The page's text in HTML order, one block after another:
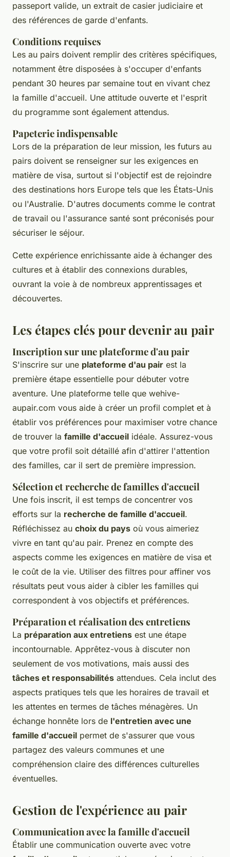
passeport valide, un extrait de casier judiciaire et
des références de garde d'enfants.
Conditions requises
Les au pairs doivent remplir des critères spécifiques,
notamment être disposées à s'occuper d'enfants
pendant 30 heures par semaine tout en vivant chez
la famille d'accueil. Une attitude ouverte et l'esprit
du programme sont également attendus.
Papeterie indispensable
Lors de la préparation de leur mission, les futurs au
pairs doivent se renseigner sur les exigences en
matière de visa, surtout si l'objectif est de rejoindre
des destinations hors Europe tels que les États-Unis
ou l'Australie. D'autres documents comme le contrat
de travail ou l'assurance santé sont préconisés pour
sécuriser le séjour.
Cette expérience enrichissante aide à échanger des
cultures et à établir des connexions durables,
ouvrant la voie à de nombreux apprentissages et
découvertes.
Les étapes clés pour devenir au pair
Inscription sur une plateforme d'au pair
S'inscrire sur une plateforme d'au pair est la
première étape essentielle pour débuter votre
aventure. Une plateforme telle que wehive-
aupair.com vous aide à créer un profil complet et à
établir vos préférences pour maximiser votre chance
de trouver la famille d'accueil idéale. Assurez-vous
que votre profil soit détaillé afin d'attirer l'attention
des familles, car il sert de première impression.
Sélection et recherche de familles d'accueil
Une fois inscrit, il est temps de concentrer vos
efforts sur la recherche de famille d'accueil.
Réfléchissez au choix du pays où vous aimeriez
vivre en tant qu'au pair. Prenez en compte des
aspects comme les exigences en matière de visa et
le coût de la vie. Utiliser des filtres pour affiner vos
résultats peut vous aider à cibler les familles qui
correspondent à vos objectifs et préférences.
Préparation et réalisation des entretiens
La préparation aux entretiens est une étape
incontournable. Apprêtez-vous à discuter non
seulement de vos motivations, mais aussi des
tâches et responsabilités attendues. Cela inclut des
aspects pratiques tels que les horaires de travail et
les attentes en termes de tâches ménagères. Un
échange honnête lors de l'entretien avec une
famille d'accueil permet de s'assurer que vous
partagez des valeurs communes et une
compréhension claire des différences culturelles
éventuelles.
Gestion de l'expérience au pair
Communication avec la famille d'accueil
Établir une communication ouverte avec votre